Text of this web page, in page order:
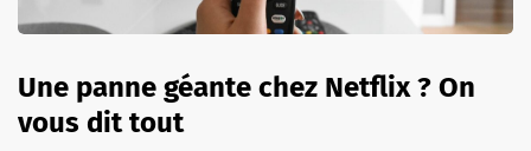
Une panne géante chez Netflix ? On
vous dit tout